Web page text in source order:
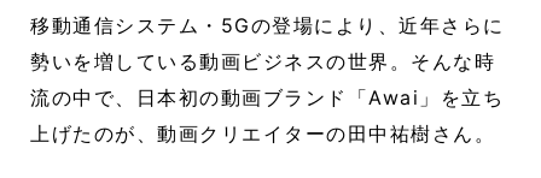
移動通信システム・5Gの登場により、近年さらに
勢いを増している動画ビジネスの世界。そんな時
流の中で、日本初の動画ブランド「Awai」を立ち
上げたのが、動画クリエイターの田中祐樹さん。